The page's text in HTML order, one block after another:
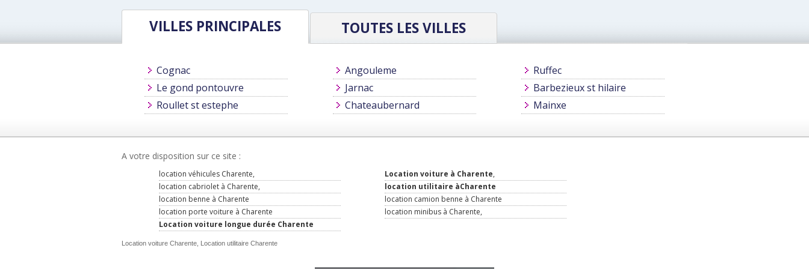
VILLES PRINCIPALES TOUTES LES VILLES
Cognac Angouleme
Ruffec
Le gond pontouvre
Jarnac
Barbezieux st hilaire
Roullet st estephe
Chateaubernard Mainxe
A votre disposition sur ce site :
location véhicules Charente, Location voiture à Charente,
location cabriolet à Charente,
location utilitaire àCharente
location benne à Charente
location camion benne à Charente
location porte voiture à Charente
location minibus à Charente,
Location voiture longue durée Charente
Location voiture Charente, Location utilitaire Charente